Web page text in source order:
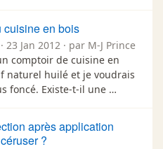
cuisine en bois
23 Jan 2012 · par M-J Prince
comptoir de cuisine en
naturel huilé et je voudrais
foncé. Existe-t-il une …
après application
?